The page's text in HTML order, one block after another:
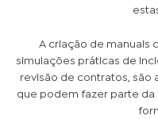
A criação de manuais
simulações práticas de
revisão de contratos, são
que podem fazer parte